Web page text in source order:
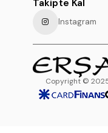
Takipte Kal
Instagram
Copyright ©